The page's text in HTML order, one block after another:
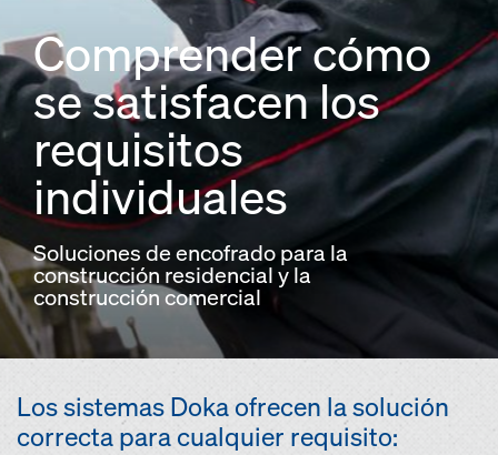
Comprender cómo
se satisfacen los
requisitos
individuales
Soluciones de encofrado para la
construcción residencial y la
construcción comercial
Los sistemas Doka ofrecen la solución
correcta para cualquier requisito: